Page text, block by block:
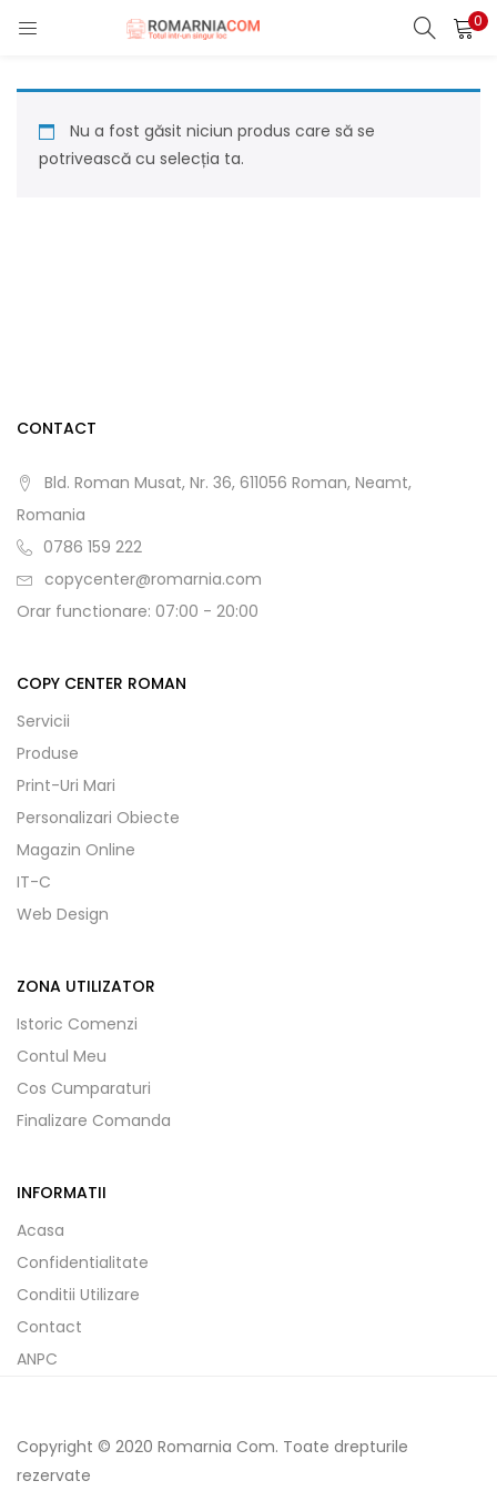
0
LOGIN REGISTER
Nu a fost găsit niciun produs care să se
potrivească cu selecția ta.
CONTACT
Bld. Roman Musat, Nr. 36, 611056 Roman, Neamt,
Romania
0786 159 222
copycenter@romarnia.com
Orar functionare: 07:00 - 20:00
COPY CENTER ROMAN
Servicii
Produse
Print-Uri Mari
Personalizari Obiecte
Magazin Online
IT-C
Web Design
ZONA UTILIZATOR
Istoric Comenzi
Contul Meu
Cos Cumparaturi
Finalizare Comanda
INFORMATII
Acasa
Confidentialitate
Conditii Utilizare
Contact
ANPC
Copyright © 2020 Romarnia Com. Toate drepturile
rezervate